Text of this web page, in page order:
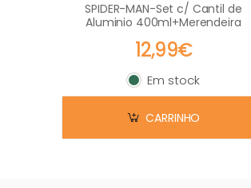
SPIDER-MAN-Set c/ Cantil de
Aluminio 400ml+Merendeira
12,99€
Em stock
Em stock
CARRINHO